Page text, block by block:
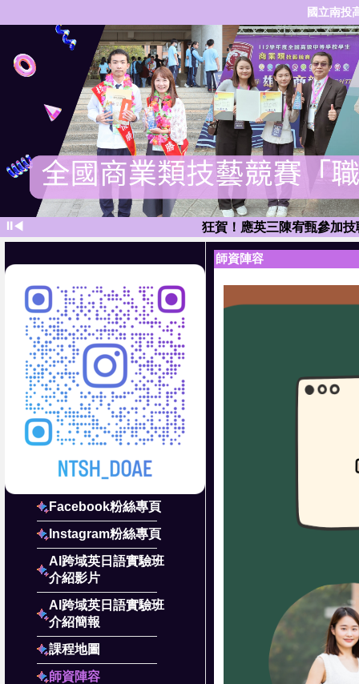
國立南投
⏸◀
狂賀！應英三陳譽榮獲「114
狂賀！應英三陳宥甄參加
狂賀！應英三張卉喬
狂賀！應英三李佩俞參加「112學年度
狂賀！應英三
狂賀！應英三李英愛技職繁星錄
狂賀！應英三陳宏祐同學科技繁
Facebook粉絲專頁
Instagram粉絲專頁
AI跨域英日語實驗班
介紹影片
AI跨域英日語實驗班
介紹簡報
課程地圖
師資陣容
師資陣容